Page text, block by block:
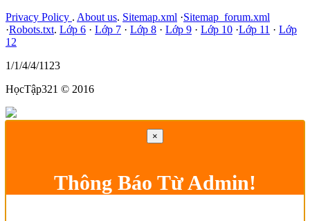
Privacy Policy . About us. Sitemap.xml ·Sitemap_forum.xml
·Robots.txt. Lớp 6 · Lớp 7 · Lớp 8 · Lớp 9 · Lớp 10 ·Lớp 11 · Lớp
12
1/1/4/4/1123
HọcTập321 © 2016
×
Thông Báo Từ Admin!